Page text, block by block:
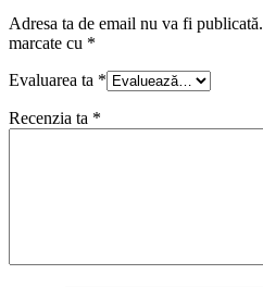
Adresa ta de email nu va fi publicată.
marcate cu *
Evaluarea ta *
Recenzia ta *